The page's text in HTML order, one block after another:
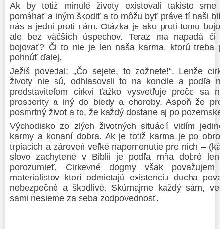
Ak by totiž minulé životy existovali takisto sme
pomáhať a iným škodiť a to môžu byť práve tí naši
nás a jedni proti nám. Otázka je ako proti tomu
ale bez väčších úspechov. Teraz ma napadá
bojovať? Či to nie je len naša karma, ktorú treba
pohnúť ďalej.
Ježiš povedal: „Čo sejete, to zožnete!“. Lenže
životy nie sú, odhlasovali to na koncile a podľa
predstaviteľom cirkvi ťažko vysvetľuje prečo sa
prosperity a iný do biedy a choroby. Aspoň že
posmrtný život a to, že každý dostane aj po
Východisko zo zlých životných situácií vidím
karmy a konaní dobra. Ak je totiž karma je po
trpiacich a zároveň veľké napomenutie pre nich –
slovo zachytené v Biblii je podľa mňa dobré
porozumieť. Cirkevné dogmy však
materialistov ktorí odmietajú existenciu ducha
nebezpečné a škodlivé. Skúmajme každý sám,
sami nesieme za seba zodpovednosť.